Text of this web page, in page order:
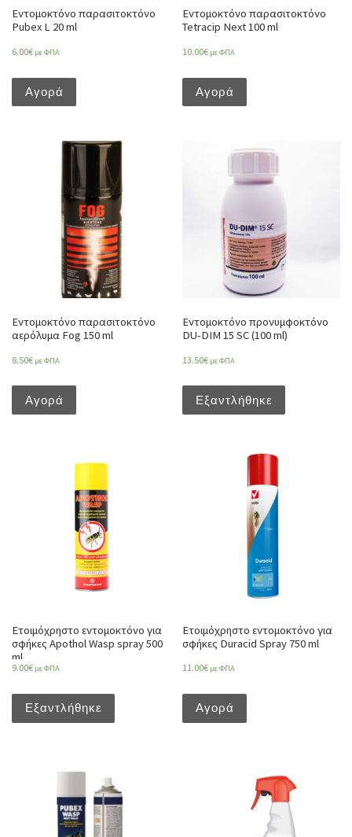
Εντομοκτόνο παρασιτοκτόνο
Pubex L 20 ml
6.00€ με ΦΠΑ
Αγορά
Εντομοκτόνο παρασιτοκτόνο
Tetracip Next 100 ml
10.00€ με ΦΠΑ
Αγορά
Εντομοκτόνο παρασιτοκτόνο
αερόλυμα Fog 150 ml
8.50€ με ΦΠΑ
Αγορά
Εντομοκτόνο προνυμφοκτόνο
DU-DIM 15 SC (100 ml)
13.50€ με ΦΠΑ
Εξαντλήθηκε
Ετοιμόχρηστο εντομοκτόνο για
σφήκες Apothol Wasp spray 500
ml
9.00€ με ΦΠΑ
Εξαντλήθηκε
Ετοιμόχρηστο εντομοκτόνο για
σφήκες Duracid Spray 750 ml
11.00€ με ΦΠΑ
Αγορά